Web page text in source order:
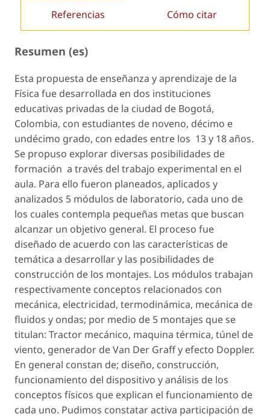
Referencias Cómo citar
Resumen (es)
Esta propuesta de enseñanza y aprendizaje de la
Física fue desarrollada en dos instituciones
educativas privadas de la ciudad de Bogotá,
Colombia, con estudiantes de noveno, décimo e
undécimo grado, con edades entre los 13 y 18 años.
Se propuso explorar diversas posibilidades de
formación a través del trabajo experimental en el
aula. Para ello fueron planeados, aplicados y
analizados 5 módulos de laboratorio, cada uno de
los cuales contempla pequeñas metas que buscan
alcanzar un objetivo general. El proceso fue
diseñado de acuerdo con las características de
temática a desarrollar y las posibilidades de
construcción de los montajes. Los módulos trabajan
respectivamente conceptos relacionados con
mecánica, electricidad, termodinámica, mecánica de
fluidos y ondas; por medio de 5 montajes que se
titulan: Tractor mecánico, maquina térmica, túnel de
viento, generador de Van Der Graff y efecto Doppler.
En general constan de; diseño, construcción,
funcionamiento del dispositivo y análisis de los
conceptos físicos que explican el funcionamiento de
cada uno. Pudimos constatar activa participación de